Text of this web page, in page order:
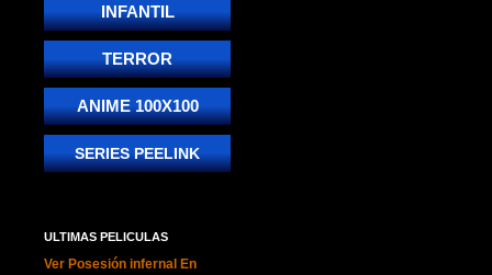
INFANTIL
TERROR
ANIME 100X100
SERIES PEELINK
ULTIMAS PELICULAS
Ver Posesión infernal En